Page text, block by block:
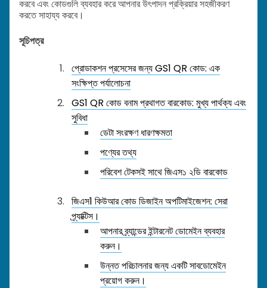
করবে এবং কোডগুলি ব্যবহার করে আপনার উৎপাদন প্রক্রিয়ার সহজীকরণ
করতে সাহায্য করবে।
সূচিপত্র
প্রোডাকশন প্রসেসের জন্য GS1 QR কোড: এক
সংক্ষিপ্ত পর্যালোচনা
GS1 QR কোড বনাম প্রথাগত বারকোড: মুখ্য পার্থক্য এবং
সুবিধা
ডেটা সংরক্ষণ ধারণক্ষমতা
পণ্যের তথ্য
পরিবেশ টেকসই সাথে জিএস১ ২ডি বারকোড
জিএস1 কিউআর কোড ডিজাইন অপটিমাইজেশন: সেরা
প্র্যাক্টিস।
আপনার ব্র্যান্ডের ইন্টারনেট ডোমেইন ব্যবহার
করুন।
উন্নত পরিচালনার জন্য একটি সাবডোমেইন
প্রয়োগ করুন।